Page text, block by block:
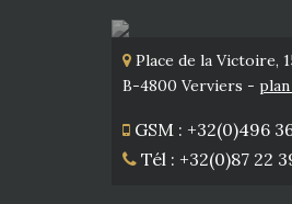
Place de la Victoire,
B-4800 Verviers - plan
GSM : +32(0)496
Tél : +32(0)87 22